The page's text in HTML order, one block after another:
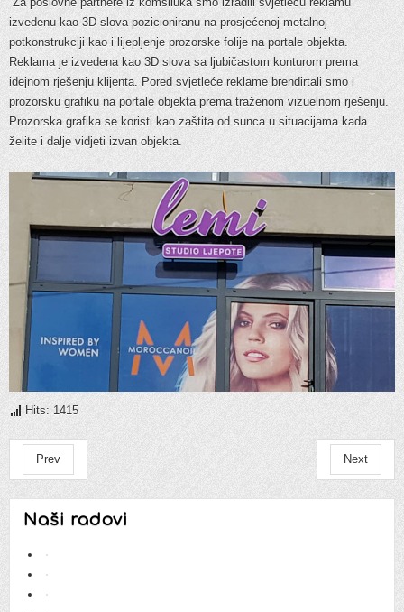
izvedenu kao 3D slova pozicioniranu na prosjećenoj metalnoj
potkonstrukciji kao i lijepljenje prozorske folije na portale objekta.
Reklama je izvedena kao 3D slova sa ljubičastom konturom prema
idejnom rješenju klijenta. Pored svjetleće reklame brendirtali smo i
prozorsku grafiku na portale objekta prema traženom vizuelnom rješenju.
Prozorska grafika se koristi kao zaštita od sunca u situacijama kada
želite i dalje vidjeti izvan objekta.
Hits: 1415
Prev Next
Naši radovi